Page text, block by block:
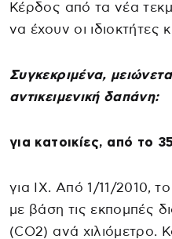
Κέρδος από τα νέα
να έχουν οι ιδιοκτήτες
Συγκεκριμένα,
αντικειμενική δαπάνη:
για κατοικίες, από το
για ΙΧ. Από 1/11/2010,
με βάση τις εκπομπές
(CO2) ανά χιλιόμετρο.